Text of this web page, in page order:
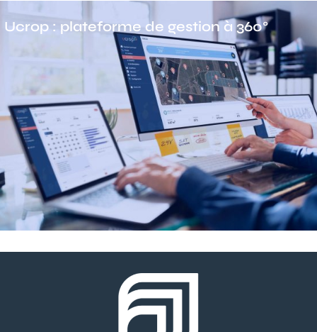
Ucrop : plateforme de gestion à 360°